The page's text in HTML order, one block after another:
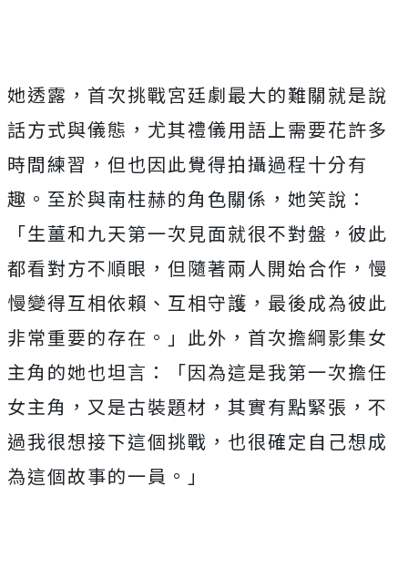
她透露，首次挑戰宮廷劇最大的難關就是說
話方式與儀態， 尤其禮儀用語上需要花許多
時間練習， 但也因此覺得拍攝過程十分有
趣。至於與南柱赫的角色關係， 她笑說：
「生薑和九天第一次見面就很不對盤， 彼此
都看對方不順眼，但隨著兩人開始合作，慢
慢變得互相依賴、 互相守護，最後成為彼此
非常重要的存在。」此外， 首次擔綱影集女
主角的她也坦言：「因為這是我第一次擔任
女主角， 又是古裝題材，其實有點緊張，不
過我很想接下這個挑戰， 也很確定自己想成
為這個故事的一員。」